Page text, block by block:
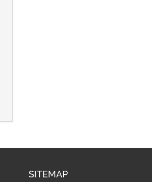
SITEMAP